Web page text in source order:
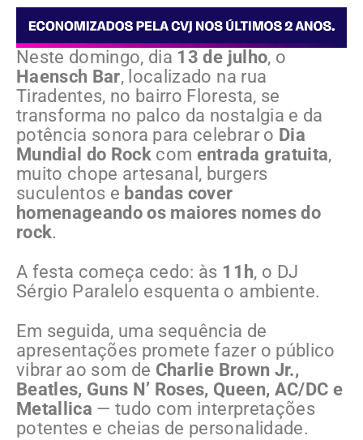
Neste domingo, dia 13 de julho, o
Haensch Bar, localizado na rua
Tiradentes, no bairro Floresta, se
transforma no palco da nostalgia e da
potência sonora para celebrar o Dia
Mundial do Rock com entrada gratuita,
muito chope artesanal, burgers
suculentos e bandas cover
homenageando os maiores nomes do
rock.
A festa começa cedo: às 11h, o DJ
Sérgio Paralelo esquenta o ambiente.
Em seguida, uma sequência de
apresentações promete fazer o público
vibrar ao som de Charlie Brown Jr.,
Beatles, Guns N’ Roses, Queen, AC/DC e
Metallica — tudo com interpretações
potentes e cheias de personalidade.